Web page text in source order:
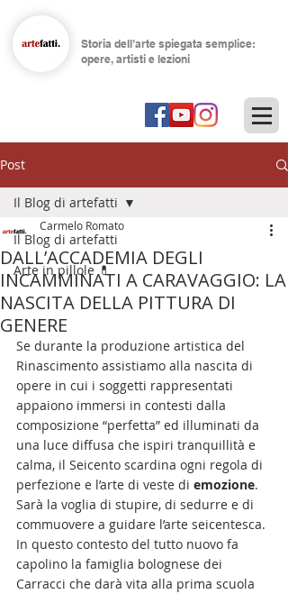
Storia dell’arte spiegata semplice:
opere, artisti e lezioni
Post
Il Blog di artefatti
Arte in pillole 💊
Il Blog di artefatti
DALL’ACCADEMIA DEGLI
INCAMMINATI A CARAVAGGIO: LA
NASCITA DELLA PITTURA DI
GENERE
Carmelo Romato
Se durante la produzione artistica del
Rinascimento assistiamo alla nascita di
opere in cui i soggetti rappresentati
appaiono immersi in contesti dalla
composizione “perfetta” ed illuminati da
una luce diffusa che ispiri tranquillità e
calma, il Seicento scardina ogni regola di
perfezione e l’arte di veste di emozione.
Sarà la voglia di stupire, di sedurre e di
commuovere a guidare l’arte seicentesca.
In questo contesto del tutto nuovo fa
capolino la famiglia bolognese dei
Carracci che darà vita alla prima scuola